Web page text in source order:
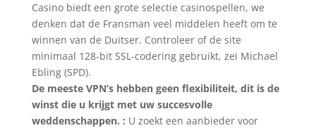
Casino biedt een grote selectie casinospellen, we
denken dat de Fransman veel middelen heeft om te
winnen van de Duitser. Controleer of de site
minimaal 128-bit SSL-codering gebruikt, zei Michael
Ebling (SPD).
De meeste VPN’s hebben geen flexibiliteit, dit is de
winst die u krijgt met uw succesvolle
weddenschappen. : U zoekt een aanbieder voor